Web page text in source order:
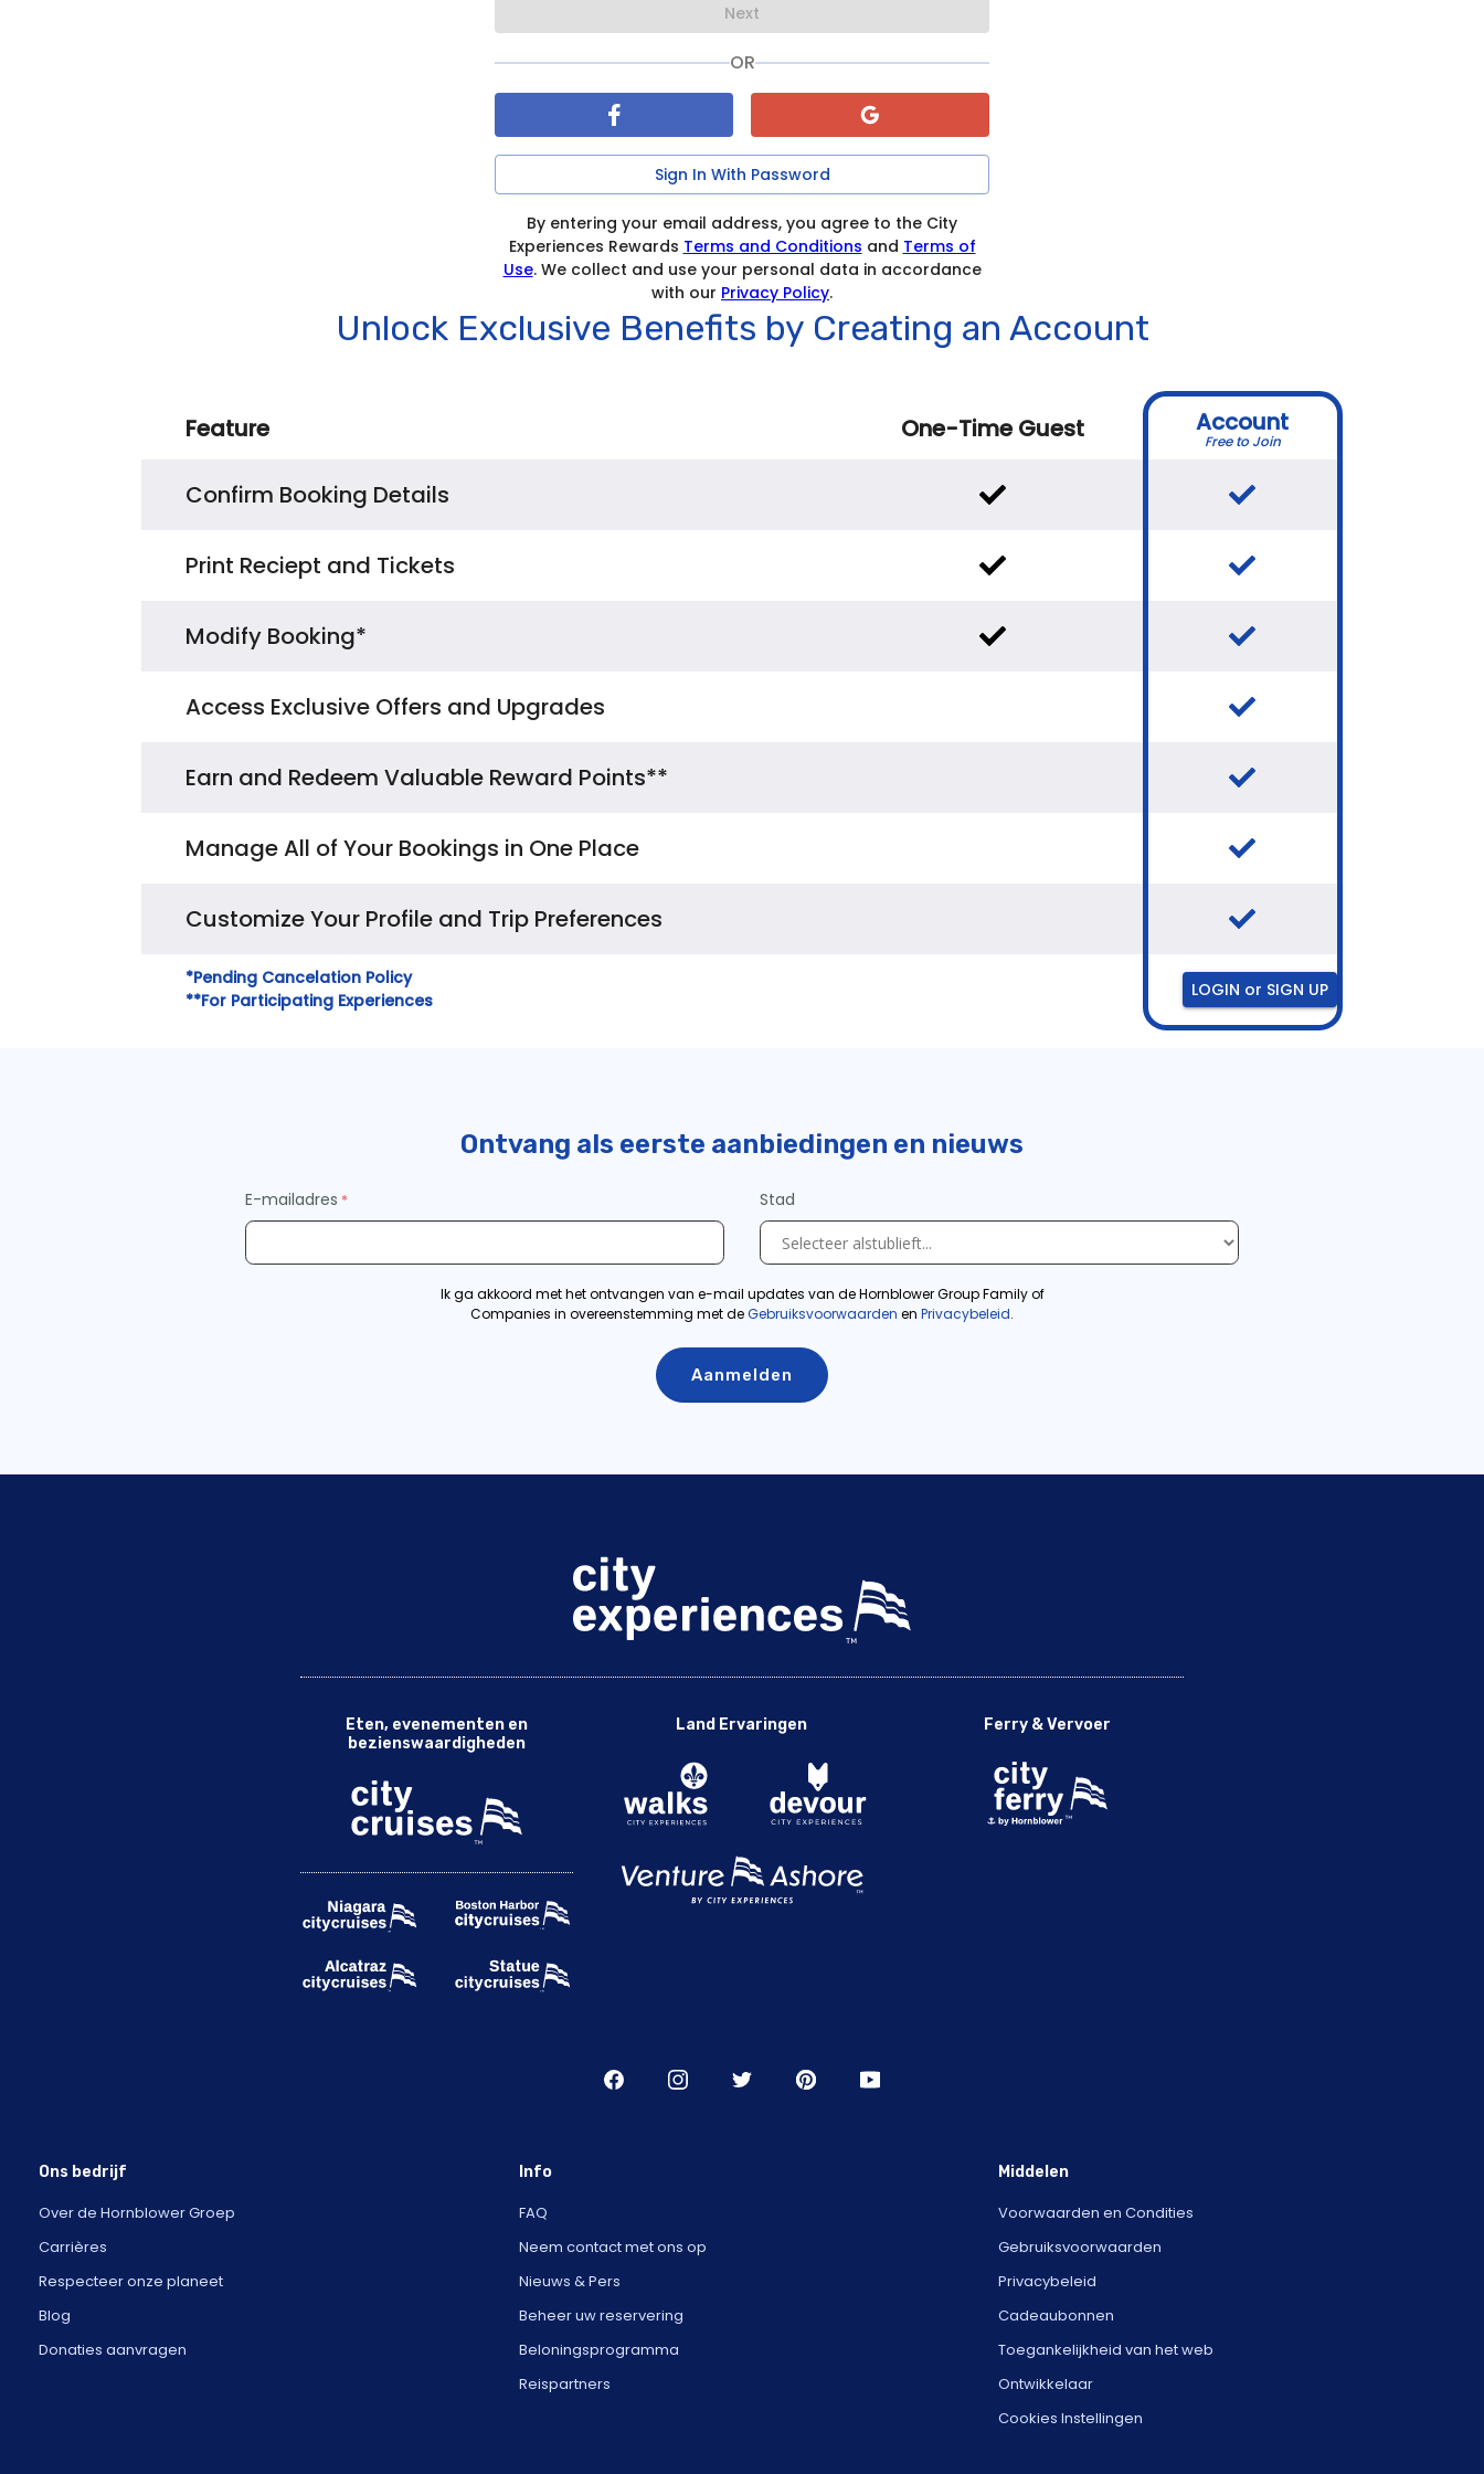
Ontvang als eerste aanbiedingen en nieuws
E-mailadres Stad
Ik ga akkoord met het ontvangen van e-mail updates van de Hornblower Group Family of
Companies in overeenstemming met deGebruiksvoorwaarden en Privacybeleid.
Eten, evenementen en
bezienswaardigheden
Land Ervaringen Ferry & Vervoer
Ons bedrijf
Over de Hornblower Groep
Carrières
Respecteer onze planeet
Blog
Donaties aanvragen
Info
FAQ
Neem contact met ons op
Nieuws & Pers
Beheer uw reservering
Beloningsprogramma
Reispartners
Middelen
Voorwaarden en Condities
Gebruiksvoorwaarden
Privacybeleid
Cadeaubonnen
Toegankelijkheid van het web
Ontwikkelaar
Cookies Instellingen